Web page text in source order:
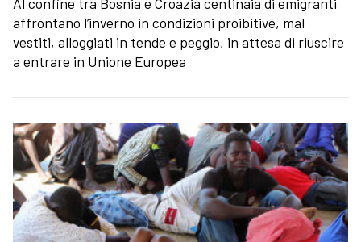
affrontano l’inverno in condizioni proibitive, mal
vestiti, alloggiati in tende e peggio, in attesa di riuscire
a entrare in Unione Europea